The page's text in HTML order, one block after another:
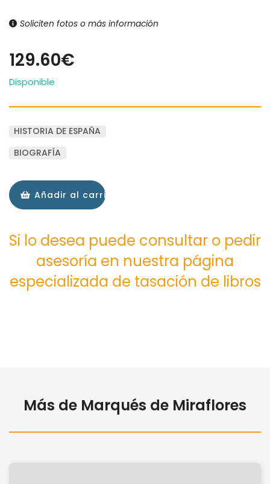
Soliciten fotos o más información
129.60€
Disponible
HISTORIA DE ESPAÑA
BIOGRAFÍA
Añadir al carrito
Si lo desea puede consultar o pedir
asesoría en nuestra página
especializada de tasación de libros
Más de Marqués de Miraflores